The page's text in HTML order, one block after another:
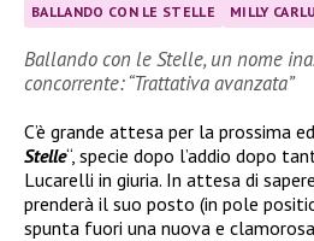
BALLANDO CON LE STELLE MILLY
Ballando con le Stelle, un nome
concorrente: “Trattativa avanzata”
C’è grande attesa per la prossima
Stelle“, specie dopo l’addio dopo
Lucarelli in giuria. In attesa di
prenderà il suo posto (in pole
spunta fuori una nuova e